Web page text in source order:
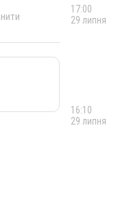
17:00
29 липня
16:10
29 липня